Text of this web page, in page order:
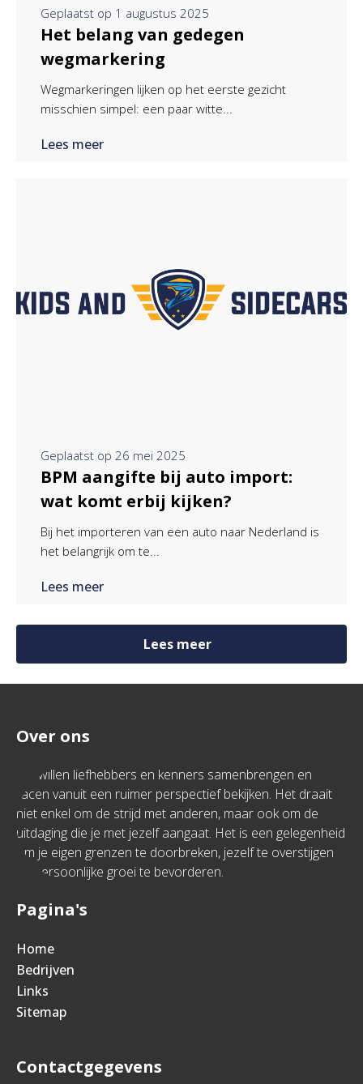
Geplaatst op 1 augustus 2025
Het belang van gedegen
wegmarkering
Wegmarkeringen lijken op het eerste gezicht
misschien simpel: een paar witte...
Lees meer
Geplaatst op 26 mei 2025
BPM aangifte bij auto import:
wat komt erbij kijken?
Bij het importeren van een auto naar Nederland is
het belangrijk om te...
Lees meer
Lees meer
Over ons
We willen liefhebbers en kenners samenbrengen en
racen vanuit een ruimer perspectief bekijken. Het draait
niet enkel om de strijd met anderen, maar ook om de
uitdaging die je met jezelf aangaat. Het is een gelegenheid
om je eigen grenzen te doorbreken, jezelf te overstijgen
en persoonlijke groei te bevorderen.
Pagina's
Home
Bedrijven
Links
Sitemap
Contactgegevens